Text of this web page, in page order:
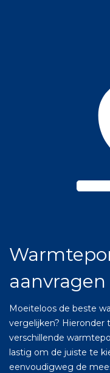
Moeiteloos de beste
vergelijken? Hieronder
verschillende
lastig om de juiste te
eenvoudigweg de